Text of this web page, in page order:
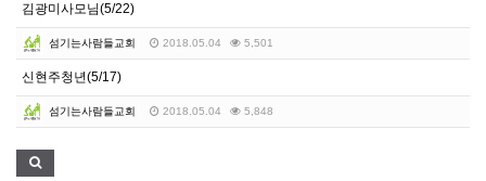
김광미사모님(5/22)
섬기는사람들교회 2018.05.04 5,501
신현주청년(5/17)
섬기는사람들교회 2018.05.04 5,848